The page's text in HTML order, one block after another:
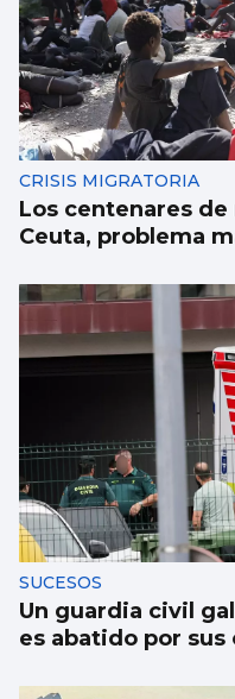
CRISIS MIGRATORIA
Los centenares
Ceuta, problema
SUCESOS
Un guardia civil
es abatido por sus